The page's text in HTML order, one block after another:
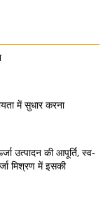
में सुधार करना
उत्पादन की आपूर्ति, स्व-
मिश्रण में इसकी